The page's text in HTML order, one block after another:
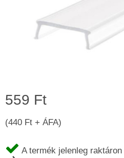
559 Ft
(440 Ft + ÁFA)
A termék jelenleg raktáron